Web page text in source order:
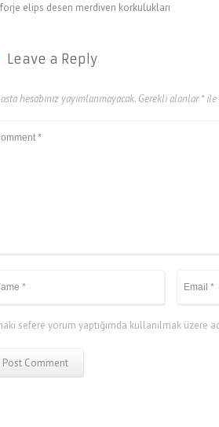
elips desen merdiven korkulukları
Leave a Reply
hesabınız yayımlanmayacak. Gerekli alanlar*ile
sefere yorum yaptığımda kullanılmak üzere